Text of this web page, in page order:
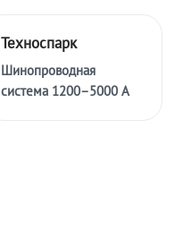
Техноспарк
Шинопроводная
система 1200–5000 А